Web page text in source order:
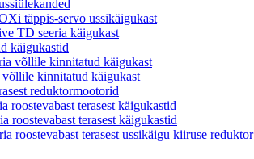
täppis-servo ussikäigukast
TD seeria käigukast
käigukastid
võllile kinnitatud käigukast
võllile kinnitatud käigukast
reduktormootorid
roostevabast terasest käigukastid
roostevabast terasest käigukastid
roostevabast terasest ussikäigu kiiruse reduktor